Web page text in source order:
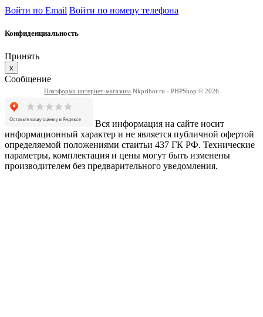
Войти по Email Войти по номеру телефона
Конфиденциальность
Принять
x
Сообщение
Платформа интернет-магазина Nkpribor.ru - PHPShop © 2026
Вся информация на сайте носит
информационный характер и не является публичной офертой
определяемой положениями стаитьи 437 ГК РФ. Технические
параметры, комплектация и цены могут быть изменены
производителем без предварительного уведомления.